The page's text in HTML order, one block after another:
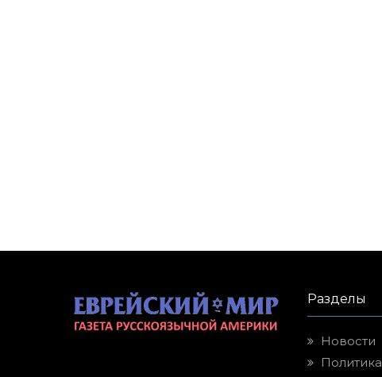
Разделы
Новости
Политика